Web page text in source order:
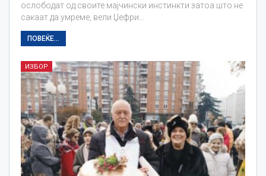
ослободат од своите мајчински инстинкти затоа што не
сакаат да умреме, вели Џефри…
ПОВЕЌЕ...
ИЗБОР